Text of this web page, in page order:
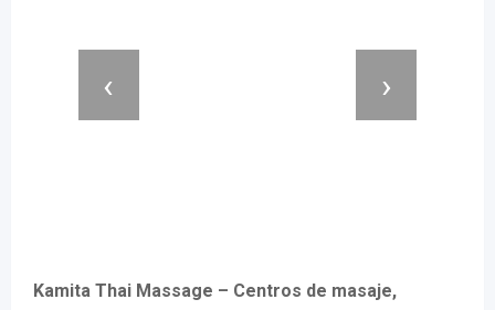
‹ ›
Kamita Thai Massage – Centros de masaje,